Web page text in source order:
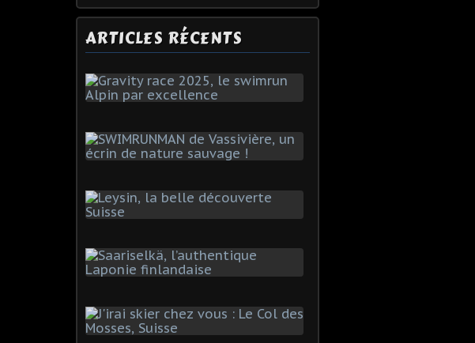
ARTICLES RÉCENTS